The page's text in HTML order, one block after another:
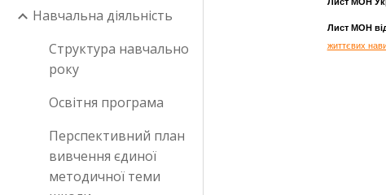
Навчальна діяльність
Структура навчально
року
Освітня програма
Перспективний план
вивчення єдиної
методичної теми
Лист МОН від
життєвих